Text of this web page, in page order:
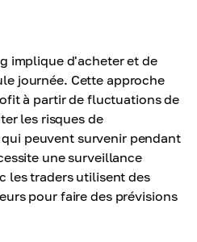
implique d'acheter et de
journée. Cette approche
à partir de fluctuations de
les risques de
peuvent survenir pendant
une surveillance
les traders utilisent des
pour faire des prévisions